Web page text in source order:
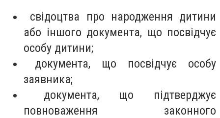
свідоцтва про народження дитини
або іншого документа, що посвідчує
особу дитини;
документа, що посвідчує особу
заявника;
документа, що підтверджує
повноваження законного